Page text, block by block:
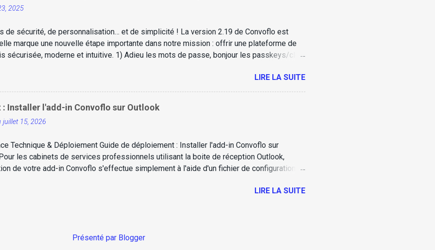
et pour vos clients. ...
2025
de sécurité, de personnalisation… et de simplicité ! La version 2.19 de Convoflo est
marque une nouvelle étape importante dans notre mission : offrir une plateforme de
sécurisée, moderne et intuitive. 1) Adieu les mots de passe, bonjour les passkeys/clé
et FIDO2 . Cela signifie que vous pouvez vous connecter à votre compte à l’aide
faciale ou empreinte digitale de votre appareil (Windows Hello, Touch ID, etc.) ou
système local Résultat : plus besoin de retenir votre mot de passe ou votre courriel.
vous authentifier de façon rapide et ultra sécurisée. Prérequis techniques Navigateurs
Safari (version récente) Appa...
LIRE LA SUITE
: Installer l'add-in Convoflo sur Outlook
juillet 15, 2026
Technique & Déploiement Guide de déploiement : Installer l'add-in Convoflo sur
les cabinets de services professionnels utilisant la boite de réception Outlook,
de votre add-in Convoflo s'effectue simplement à l'aide d'un fichier de configuration
d'offrir une sécurité maximale, d'éviter les intermédiaires et de respecter lesLIRE LA SUITE
Présenté par Blogger